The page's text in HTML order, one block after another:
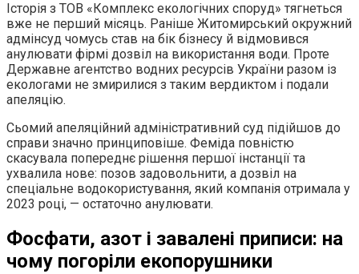
Історія з ТОВ «Комплекс екологічних споруд» тягнеться
вже не перший місяць. Раніше Житомирський окружний
адмінсуд чомусь став на бік бізнесу й відмовився
анулювати фірмі дозвіл на використання води. Проте
Державне агентство водних ресурсів України разом із
екологами не змирилися з таким вердиктом і подали
апеляцію.
Сьомий апеляційний адміністративний суд підійшов до
справи значно принциповіше. Феміда повністю
скасувала попереднє рішення першої інстанції та
ухвалила нове: позов задовольнити, а дозвіл на
спеціальне водокористування, який компанія отримала у
2023 році, — остаточно анулювати.
Фосфати, азот і завалені приписи: на
чому погоріли екопорушники